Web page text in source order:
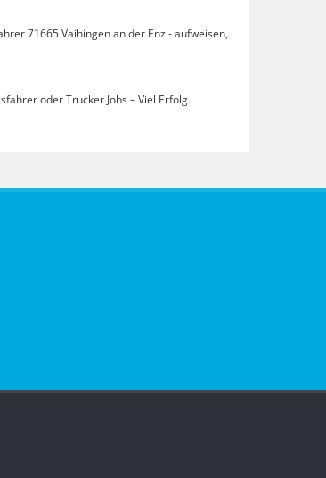
71665 Vaihingen an der Enz - aufweisen,
oder Trucker Jobs – Viel Erfolg.